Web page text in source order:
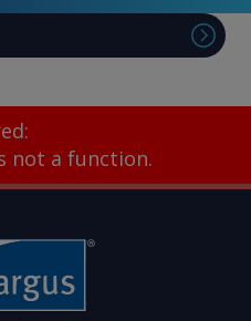
not a function.